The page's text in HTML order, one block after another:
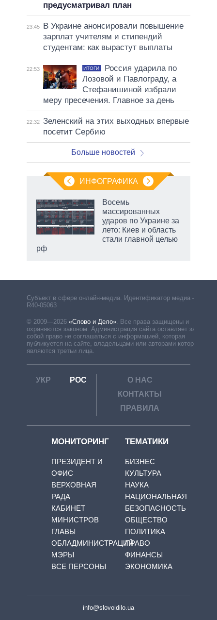
предусматривал план
23:45
В Украине анонсировали повышение
зарплат учителям и стипендий
студентам: как вырастут выплаты
22:53 ИТОГИ
Россия ударила по
Лозовой и Павлограду, а
Стефанишиной избрали
меру пресечения. Главное за день
22:32 Зеленский на этих выходных впервые
посетит Сербию
Больше новостей
ИНФОГРАФИКА
Восемь
массированных
ударов по Украине за
лето: Киев и область
стали главной целью
рф
Субъект в сфере онлайн-медиа. Идентификатор медиа –
R40-05063
© 2009—2026 «Слово и Дело». Все права защищены и
охраняются законом. Администрация сайта оставляет за
собой право не соглашаться с информацией, которая
публикуется на сайте, владельцами или авторами которой
являются третьи лица.
УКР РОС
О НАС
КОНТАКТЫ
ПРАВИЛА
МОНИТОРИНГ
ПРЕЗИДЕНТ И
ОФИС
ВЕРХОВНАЯ
РАДА
КАБИНЕТ
МИНИСТРОВ
ГЛАВЫ
ОБЛАДМИНИСТРАЦИЙ
МЭРЫ
ВСЕ ПЕРСОНЫ
ТЕМАТИКИ
БИЗНЕС
КУЛЬТУРА
НАУКА
НАЦИОНАЛЬНАЯ
БЕЗОПАСНОСТЬ
ОБЩЕСТВО
ПОЛИТИКА
ПРАВО
ФИНАНСЫ
ЭКОНОМИКА
info@slovoidilo.ua